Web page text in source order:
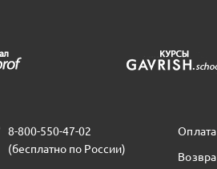
8-800-550-47-02
(бесплатно по России)